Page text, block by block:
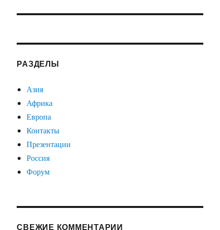
РАЗДЕЛЫ
Азия
Африка
Европа
Контакты
Презентации
Россия
Форум
СВЕЖИЕ КОММЕНТАРИИ